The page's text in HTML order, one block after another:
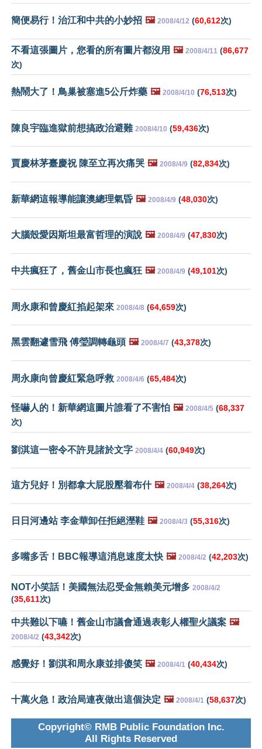
簡便易行！治江和中共的小妙招 🖼️ 2008/4/12 (60,612次)
不看這張圖片，您看的所有圖片都沒用 🖼️ 2008/4/11 (86,677
次)
熱鬧大了！鳥巢被塞進5公斤炸藥 🖼️ 2008/4/10 (76,513次)
陳良宇臨進獄前想搞政治避難 2008/4/10 (59,436次)
賈慶林茅臺慶祝 陳至立再次痛哭 🖼️ 2008/4/9 (82,834次)
新華網這報導能讓澳總理氣昏 🖼️ 2008/4/9 (48,030次)
大腦殼愛因斯坦最富哲理的演說 🖼️ 2008/4/9 (47,830次)
中共瘋狂了，舊金山市長也瘋狂 🖼️ 2008/4/9 (49,101次)
周永康和曾慶紅掐起架來 2008/4/8 (64,659次)
黑雲翻遽雪飛 傅瑩調轉龜頭 🖼️ 2008/4/7 (43,378次)
周永康向曾慶紅緊急呼救 2008/4/6 (65,484次)
怪嚇人的！新華網這圖片誰看了不害怕 🖼️ 2008/4/5 (68,337
次)
劉淇這一密令不許見諸於文字 2008/4/4 (60,949次)
這方兒好！別都拿大屁股壓着布什 🖼️ 2008/4/4 (38,264次)
日日河邊站 李金華卸任拒絕溼鞋 🖼️ 2008/4/3 (55,316次)
多嘴多舌！BBC報導這消息速度太快 🖼️ 2008/4/2 (42,203次)
NOT小笑話！美國無法忍受金無賴美元增多 2008/4/2
(35,611次)
中共難以下嚥！舊金山市議會通過表彰人權聖火議案 🖼️
2008/4/2 (43,342次)
感覺好！劉淇和周永康並排傻笑 🖼️ 2008/4/1 (40,434次)
十萬火急！政治局連夜做出這個決定 🖼️ 2008/4/1 (58,637次)
Copyright© RMB Public Foundation Inc.
All Rights Reserved